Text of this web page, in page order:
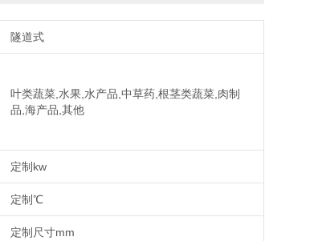
隧道式
叶类蔬菜,水果,水产品,中草药,根茎类蔬菜,肉制
品,海产品,其他
定制kw
定制℃
定制尺寸mm